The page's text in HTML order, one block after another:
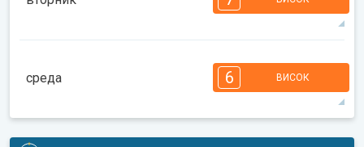
14:00
14 h 05:42 20:00 35°
08:00 14:00
3
13 h 05:43 19:59 36°макс
среда 6 ВИСОК
2
4 3